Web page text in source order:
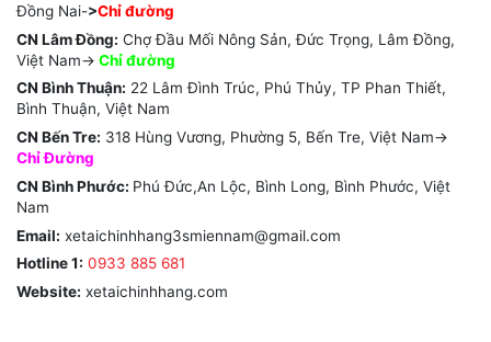
Đồng Nai->Chỉ đường
CN Lâm Đồng: Chợ Đầu Mối Nông Sản, Đức Trọng, Lâm Đồng,
Việt Nam-> Chỉđường
CN Bình Thuận: 22 Lâm Đình Trúc, Phú Thủy, TP Phan Thiết,
Bình Thuận, Việt Nam
CN Bến Tre: 318 Hùng Vương, Phường 5, Bến Tre, Việt Nam->
Chỉ Đường
CN Bình Phước: Phú Đức,An Lộc, Bình Long, Bình Phước, Việt
Nam
Email: xetaichinhhang3smiennam@gmail.com
Hotline 1: 0933 885 681
Website: xetaichinhhang.com